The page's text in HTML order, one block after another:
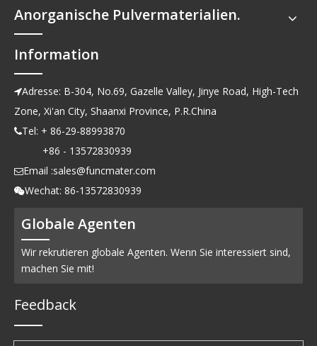
Anorganische Pulvermaterialien.
Information
Adresse: B-304, No.69, Gazelle Valley, Jinye Road, High-Tech
Zone, Xi'an City, Shaanxi Province, P.R.China
Tel: + 86-29-88993870
+86 - 13572830939
Email :sales@funcmater.com
Wechat: 86-13572830939
Globale Agenten
Wir rekrutieren globale Agenten. Wenn Sie interessiert sind,
machen Sie mit!
Feedback